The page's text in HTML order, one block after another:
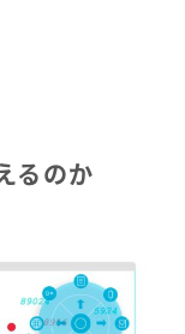
るのか